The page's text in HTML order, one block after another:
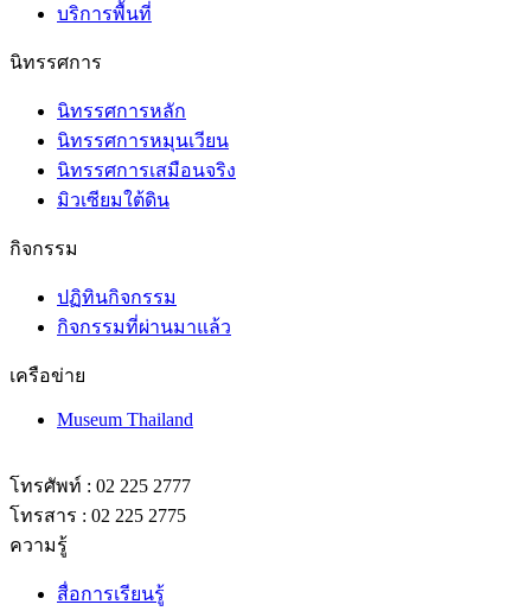
บริการพื้นที่
นิทรรศการ
นิทรรศการหลัก
นิทรรศการหมุนเวียน
นิทรรศการเสมือนจริง
มิวเซียมใต้ดิน
กิจกรรม
ปฏิทินกิจกรรม
กิจกรรมที่ผ่านมาแล้ว
เครือข่าย
Museum Thailand
โทรศัพท์ : 02 225 2777
โทรสาร : 02 225 2775
ความรู้
สื่อการเรียนรู้